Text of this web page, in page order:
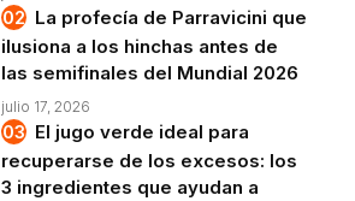
La profecía de Parravicini que
ilusiona a los hinchas antes de
las semifinales del Mundial 2026
julio 17, 2026
El jugo verde ideal para
recuperarse de los excesos: los
3 ingredientes que ayudan a